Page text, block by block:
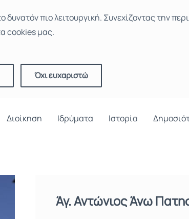
πιο λειτουργική. Συνεχίζοντας την
cookies μας.
Όχι ευχαριστώ
Διοίκηση Ιδρύματα Ιστορία
Άγ. Αντώνιος Άνω